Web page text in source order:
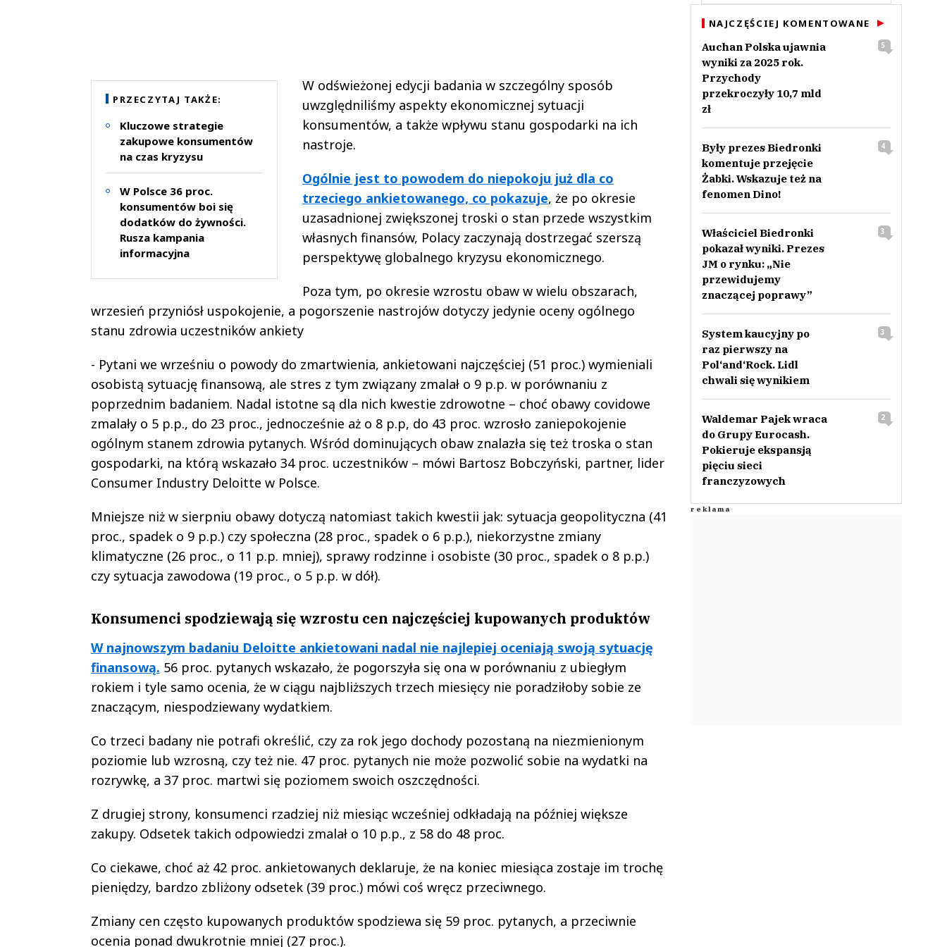
PRZECZYTAJ TAKŻE:
Kluczowe strategie
zakupowe konsumentów
na czas kryzysu
W Polsce 36 proc.
konsumentów boi się
dodatków do żywności.
Rusza kampania
informacyjna
W odświeżonej edycji badania w szczególny sposób
uwzględniliśmy aspekty ekonomicznej sytuacji
konsumentów, a także wpływu stanu gospodarki na ich
nastroje.
Ogólnie jest to powodem do niepokoju już dla co
trzeciego ankietowanego, co pokazuje, że po okresie
uzasadnionej zwiększonej troski o stan przede wszystkim
własnych finansów, Polacy zaczynają dostrzegać szerszą
perspektywę globalnego kryzysu ekonomicznego.
Poza tym, po okresie wzrostu obaw w wielu obszarach,
wrzesień przyniósł uspokojenie, a pogorszenie nastrojów dotyczy jedynie oceny ogólnego
stanu zdrowia uczestników ankiety
- Pytani we wrześniu o powody do zmartwienia, ankietowani najczęściej (51 proc.) wymieniali
osobistą sytuację finansową, ale stres z tym związany zmalał o 9 p.p. w porównaniu z
poprzednim badaniem. Nadal istotne są dla nich kwestie zdrowotne – choć obawy covidowe
zmalały o 5 p.p., do 23 proc., jednocześnie aż o 8 p.p, do 43 proc. wzrosło zaniepokojenie
ogólnym stanem zdrowia pytanych. Wśród dominujących obaw znalazła się też troska o stan
gospodarki, na którą wskazało 34 proc. uczestników – mówi Bartosz Bobczyński, partner, lider
Consumer Industry Deloitte w Polsce.
Mniejsze niż w sierpniu obawy dotyczą natomiast takich kwestii jak: sytuacja geopolityczna (41
proc., spadek o 9 p.p.) czy społeczna (28 proc., spadek o 6 p.p.), niekorzystne zmiany
klimatyczne (26 proc., o 11 p.p. mniej), sprawy rodzinne i osobiste (30 proc., spadek o 8 p.p.)
czy sytuacja zawodowa (19 proc., o 5 p.p. w dół).
Konsumenci spodziewają się wzrostu cen najczęściej kupowanych produktów
W najnowszym badaniu Deloitte ankietowani nadal nie najlepiej oceniają swoją sytuację
finansową. 56 proc. pytanych wskazało, że pogorszyła się ona w porównaniu z ubiegłym
rokiem i tyle samo ocenia, że w ciągu najbliższych trzech miesięcy nie poradziłoby sobie ze
znaczącym, niespodziewany wydatkiem.
Co trzeci badany nie potrafi określić, czy za rok jego dochody pozostaną na niezmienionym
poziomie lub wzrosną, czy też nie. 47 proc. pytanych nie może pozwolić sobie na wydatki na
rozrywkę, a 37 proc. martwi się poziomem swoich oszczędności.
Z drugiej strony, konsumenci rzadziej niż miesiąc wcześniej odkładają na później większe
zakupy. Odsetek takich odpowiedzi zmalał o 10 p.p., z 58 do 48 proc.
Co ciekawe, choć aż 42 proc. ankietowanych deklaruje, że na koniec miesiąca zostaje im trochę
pieniędzy, bardzo zbliżony odsetek (39 proc.) mówi coś wręcz przeciwnego.
Zmiany cen często kupowanych produktów spodziewa się 59 proc. pytanych, a przeciwnie
ocenia ponad dwukrotnie mniej (27 proc.).
NAJCZĘŚCIEJ KOMENTOWANE
Auchan Polska ujawnia
wyniki za 2025 rok.
Przychody
przekroczyły 10,7 mld
zł
5
Były prezes Biedronki
komentuje przejęcie
Żabki. Wskazuje też na
fenomen Dino!
4
Właściciel Biedronki
pokazał wyniki. Prezes
JM o rynku: „Nie
przewidujemy
znaczącej poprawy”
3
System kaucyjny po
raz pierwszy na
Pol‘and‘Rock. Lidl
chwali się wynikiem
3
Waldemar Pajek wraca
do Grupy Eurocash.
Pokieruje ekspansją
pięciu sieci
franczyzowych
2